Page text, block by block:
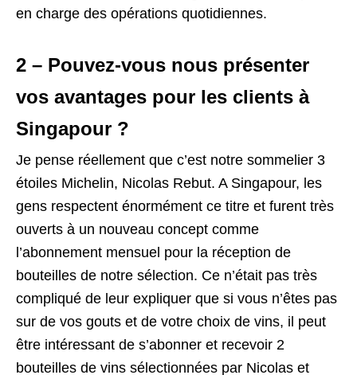
en charge des opérations quotidiennes.
2 – Pouvez-vous nous présenter
vos avantages pour les clients à
Singapour ?
Je pense réellement que c’est notre sommelier 3
étoiles Michelin, Nicolas Rebut. A Singapour, les
gens respectent énormément ce titre et furent très
ouverts à un nouveau concept comme
l’abonnement mensuel pour la réception de
bouteilles de notre sélection. Ce n’était pas très
compliqué de leur expliquer que si vous n’êtes pas
sur de vos gouts et de votre choix de vins, il peut
être intéressant de s’abonner et recevoir 2
bouteilles de vins sélectionnées par Nicolas et